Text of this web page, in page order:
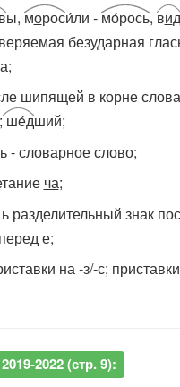
́вы, мороси́ли -мо́рось, вид
безударная
шипящей в корне
ше́дший;
- словарное слово;
ча;
разделительный знак
е;
на -з/-с; приставки
2022 (стр. 9):